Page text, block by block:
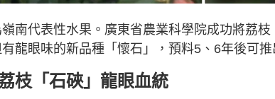
南代表性水果。廣東省農業科學院成功將荔
龍眼味的新品種「懷石」，預料5、6年後可推
枝「石硤」龍眼血統